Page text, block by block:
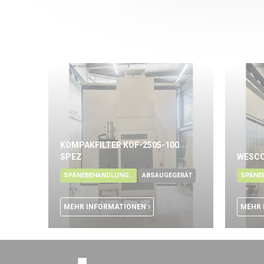
KOMPAKFILTER KOF-2505-100
SPEZ
SPÄNEBEHANDLUNG - ÖL ABSAUGEGERÄT
MEHR INFORMATIONEN MEHR